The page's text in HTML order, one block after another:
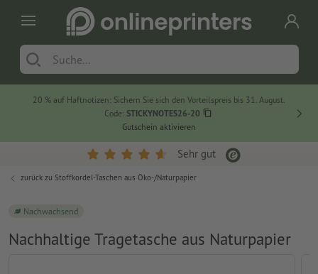
20 % auf Haftnotizen: Sichern Sie sich den Vorteilspreis bis 31. August.
Code: STICKYNOTES26-20
Gutschein aktivieren
Sehr gut
zurück zu Stoffkordel-Taschen aus Öko-/Naturpapier
Nachwachsend
Nachhaltige Tragetasche aus Naturpapier